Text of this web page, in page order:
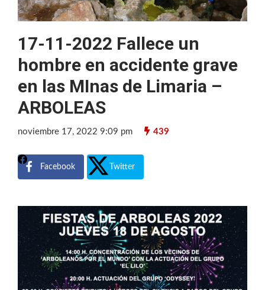
17-11-2022 Fallece un
hombre en accidente grave
en las MInas de Limaria –
ARBOLEAS
noviembre 17, 2022 9:09 pm 439
Facebook Twitter